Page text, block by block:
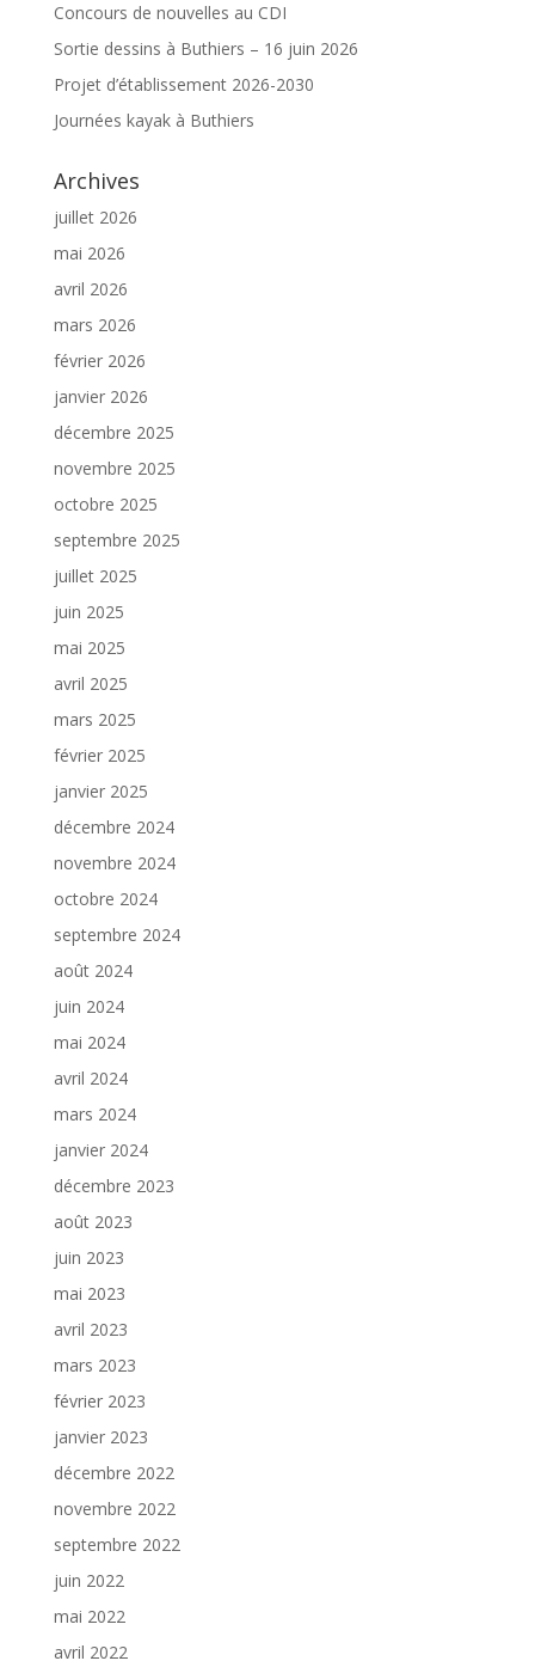
Concours de nouvelles au CDI
Sortie dessins à Buthiers – 16 juin 2026
Projet d’établissement 2026-2030
Journées kayak à Buthiers
Archives
juillet 2026
mai 2026
avril 2026
mars 2026
février 2026
janvier 2026
décembre 2025
novembre 2025
octobre 2025
septembre 2025
juillet 2025
juin 2025
mai 2025
avril 2025
mars 2025
février 2025
janvier 2025
décembre 2024
novembre 2024
octobre 2024
septembre 2024
août 2024
juin 2024
mai 2024
avril 2024
mars 2024
janvier 2024
décembre 2023
août 2023
juin 2023
mai 2023
avril 2023
mars 2023
février 2023
janvier 2023
décembre 2022
novembre 2022
septembre 2022
juin 2022
mai 2022
avril 2022